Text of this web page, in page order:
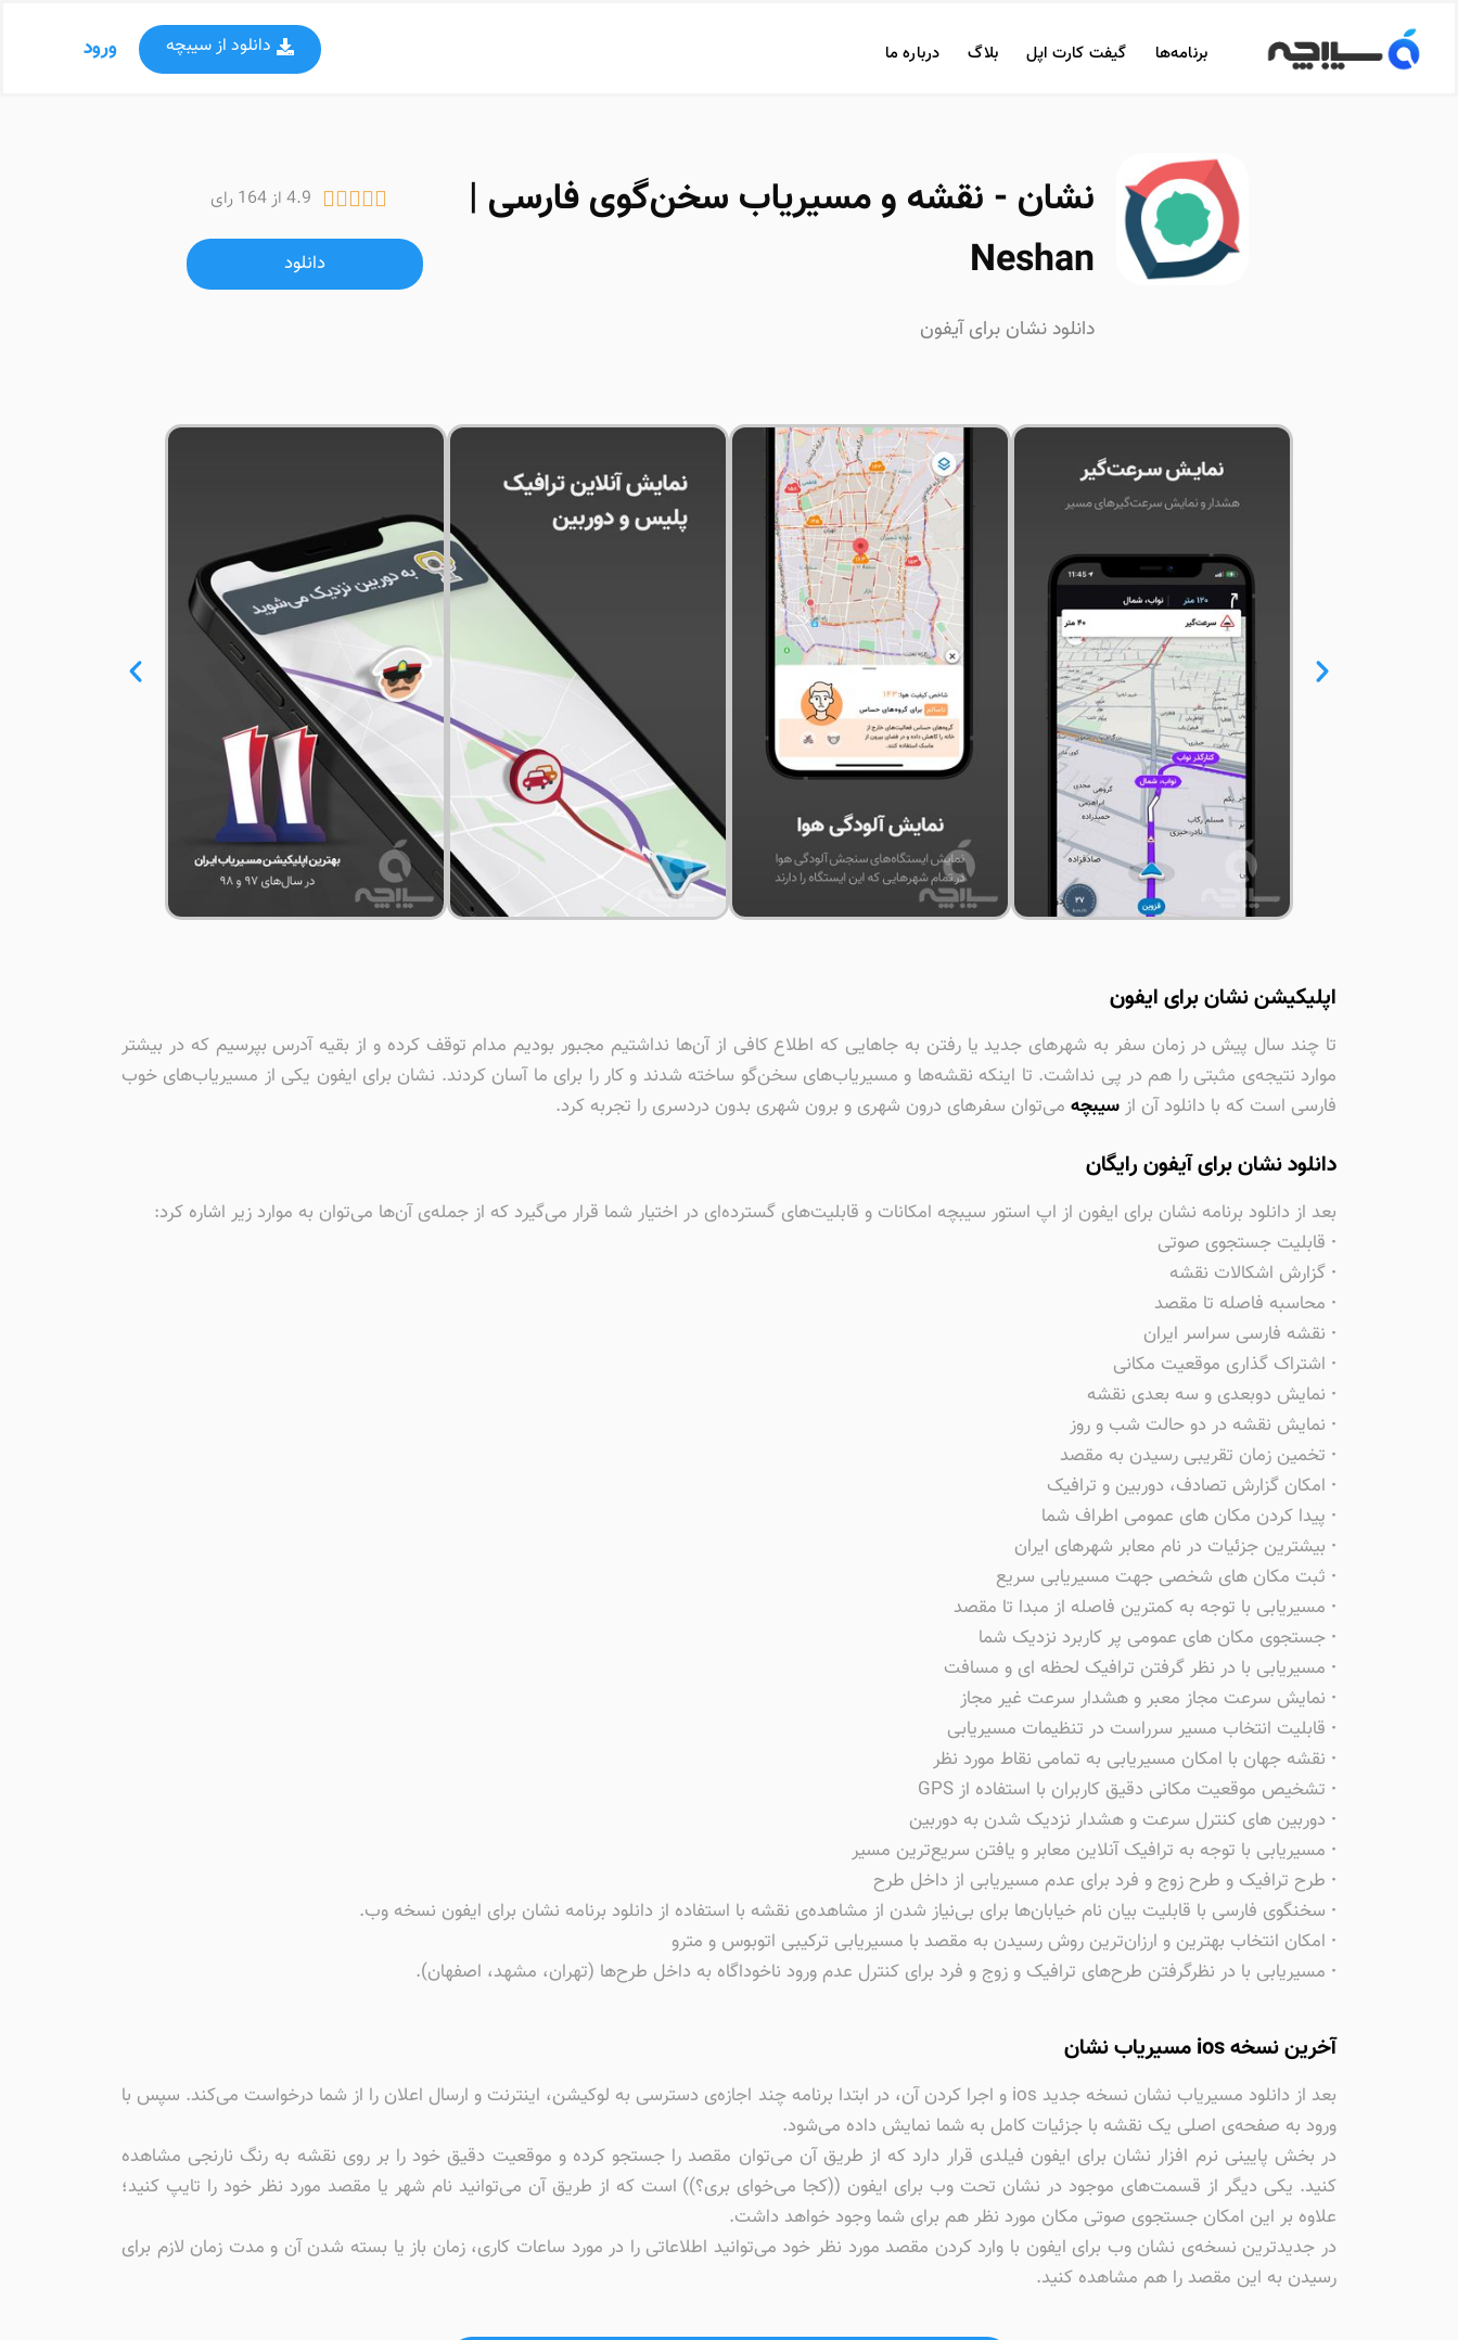
ورود دانلود از سیبچه برنامه‌ها گیفت کارت اپل بلاگ درباره ما
4.9 از 164 رای 
دانلود
نشان - نقشه و مسیریاب سخن‌گوی فارسی |
Neshan
دانلود نشان برای آیفون
اپلیکیشن نشان برای ایفون
تا چند سال پیش در زمان سفر به شهرهای جدید یا رفتن به جاهایی که اطلاع کافی از آن‌ها نداشتیم مجبور بودیم مدام توقف کرده و از بقیه آدرس بپرسیم که در بیشتر
موارد نتیجه‌ی مثبتی را هم در پی نداشت. تا اینکه نقشه‌ها و مسیریاب‌های سخن‌گو ساخته شدند و کار را برای ما آسان کردند. نشان برای ایفون یکی از مسیریاب‌های خوب
فارسی است که با دانلود آن از سیبچه می‌توان سفرهای درون شهری و برون شهری بدون دردسری را تجربه کرد.
دانلود نشان برای آیفون رایگان
بعد از دانلود برنامه نشان برای ایفون از اپ استور سیبچه امکانات و قابلیت‌های گسترده‌ای در اختیار شما قرار می‌گیرد که از جمله‌ی آن‌ها می‌توان به موارد زیر اشاره کرد:
· قابلیت جستجوی صوتی
· گزارش اشکالات نقشه
· محاسبه فاصله تا مقصد
· نقشه فارسی سراسر ایران
· اشتراک گذاری موقعیت مکانی
· نمایش دوبعدی و سه بعدی نقشه
· نمایش نقشه در دو حالت شب و روز
· تخمین زمان تقریبی رسیدن به مقصد
· امکان گزارش تصادف، دوربین و ترافیک
· پیدا کردن مکان های عمومی اطراف شما
· بیشترین جزئیات در نام معابر شهرهای ایران
· ثبت مکان های شخصی جهت مسیریابی سریع
· مسیریابی با توجه به کمترین فاصله از مبدا تا مقصد
· جستجوی مکان های عمومی پر کاربرد نزدیک شما
· مسیریابی با در نظر گرفتن ترافیک لحظه ای و مسافت
· نمایش سرعت مجاز معبر و هشدار سرعت غیر مجاز
· قابلیت انتخاب مسیر سرراست در تنظیمات مسیریابی
· نقشه جهان با امکان مسیریابی به تمامی نقاط مورد نظر
· تشخیص موقعیت مکانی دقیق کاربران با استفاده از GPS
· دوربین های کنترل سرعت و هشدار نزدیک شدن به دوربین
· مسیریابی با توجه به ترافیک آنلاین معابر و یافتن سریع‌ترین مسیر
· طرح ترافیک و طرح زوج و فرد برای عدم مسیریابی از داخل طرح
· سخنگوی فارسی با قابلیت بیان نام خیابان‌ها برای بی‌نیاز شدن از مشاهده‌ی نقشه با استفاده از دانلود برنامه نشان برای ایفون نسخه وب.
· امکان انتخاب بهترین و ارزان‌ترین روش رسیدن به مقصد با مسیریابی ترکیبی اتوبوس و مترو
· مسیریابی با در نظرگرفتن طرح‌های ترافیک و زوج و فرد برای کنترل عدم ورود ناخوداگاه به داخل طرح‌‌ها (تهران، مشهد،‌ اصفهان).
آخرین نسخه ios مسیریاب نشان
بعد از دانلود مسیریاب نشان نسخه جدید ios و اجرا کردن آن، در ابتدا برنامه چند اجازه‌ی دسترسی به لوکیشن،‌ اینترنت و ارسال اعلان را از شما درخواست می‌کند. سپس با
ورود به صفحه‌ی اصلی یک نقشه با جزئيات کامل به شما نمایش داده می‌شود.
در بخش پایینی نرم افزار نشان برای ایفون فیلدی قرار دارد که از طریق آن می‌توان مقصد را جستجو کرده و موقعیت دقیق خود را بر روی نقشه به رنگ نارنجی مشاهده
کنید. یکی دیگر از قسمت‌های موجود در نشان تحت وب برای ایفون ((کجا می‌خوای بری؟)) است که از طریق آن می‌توانید نام شهر یا مقصد مورد نظر خود را تایپ کنید؛
علاوه بر این امکان جستجوی صوتی مکان مورد نظر هم برای شما وجود خواهد داشت.
در جدیدترین نسخه‌ی نشان وب برای ایفون با وارد کردن مقصد مورد نظر خود می‌توانید اطلاعاتی را در مورد ساعات کاری، زمان باز یا بسته شدن آن و مدت زمان لازم برای
رسیدن به این مقصد را هم مشاهده کنید.